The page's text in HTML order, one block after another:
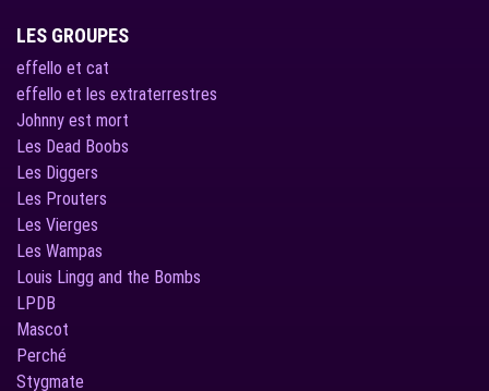
LES GROUPES
effello et cat
effello et les extraterrestres
Johnny est mort
Les Dead Boobs
Les Diggers
Les Prouters
Les Vierges
Les Wampas
Louis Lingg and the Bombs
LPDB
Mascot
Perché
Stygmate